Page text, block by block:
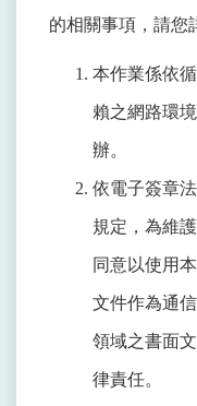
的相關事項，請您
本作業係依
賴之網路環
辦。
依電子簽章
規定，為維
同意以使用
文件作為通
領域之書面
律責任。